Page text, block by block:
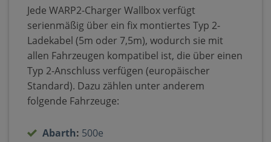
Jede WARP2-Charger Wallbox verfügt
serienmäßig über ein fix montiertes Typ 2-
Ladekabel (5m oder 7,5m), wodurch sie mit
allen Fahrzeugen kompatibel ist, die über einen
Typ 2-Anschluss verfügen (europäischer
Standard). Dazu zählen unter anderem
folgende Fahrzeuge:
Abarth: 500e